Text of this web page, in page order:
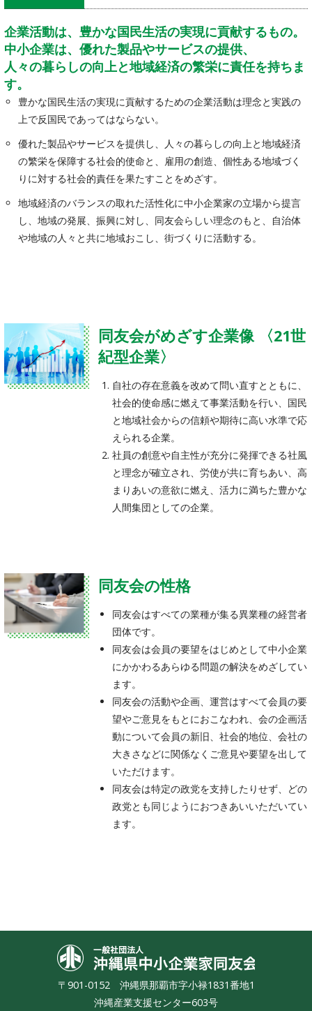
企業活動は、豊かな国民生活の実現に貢献するもの。
中小企業は、優れた製品やサービスの提供、
人々の暮らしの向上と地域経済の繁栄に責任を持ちま
す。
豊かな国民生活の実現に貢献するための企業活動は理念と実践の
上で反国民であってはならない。
優れた製品やサービスを提供し、人々の暮らしの向上と地域経済
の繁栄を保障する社会的使命と、雇用の創造、個性ある地域づく
りに対する社会的責任を果たすことをめざす。
地域経済のバランスの取れた活性化に中小企業家の立場から提言
し、地域の発展、振興に対し、同友会らしい理念のもと、自治体
や地域の人々と共に地域おこし、街づくりに活動する。
同友会がめざす企業像 〈21世
紀型企業〉
自社の存在意義を改めて問い直すとともに、
社会的使命感に燃えて事業活動を行い、国民
と地域社会からの信頼や期待に高い水準で応
えられる企業。
社員の創意や自主性が充分に発揮できる社風
と理念が確立され、労使が共に育ちあい、高
まりあいの意欲に燃え、活力に満ちた豊かな
人間集団としての企業。
同友会の性格
同友会はすべての業種が集る異業種の経営者
団体です。
同友会は会員の要望をはじめとして中小企業
にかかわるあらゆる問題の解決をめざしてい
ます。
同友会の活動や企画、運営はすべて会員の要
望やご意見をもとにおこなわれ、会の企画活
動について会員の新旧、社会的地位、会社の
大きさなどに関係なくご意見や要望を出して
いただけます。
同友会は特定の政党を支持したりせず、どの
政党とも同じようにおつきあいいただいてい
ます。
〒901-0152 沖縄県那覇市字小禄1831番地1
沖縄産業支援センター603号